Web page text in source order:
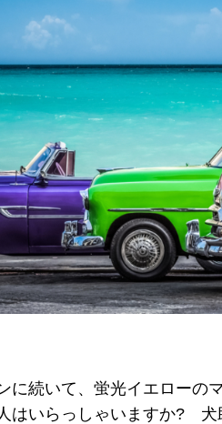
に続いて、蛍光イエローの
はいらっしゃいますか? 犬